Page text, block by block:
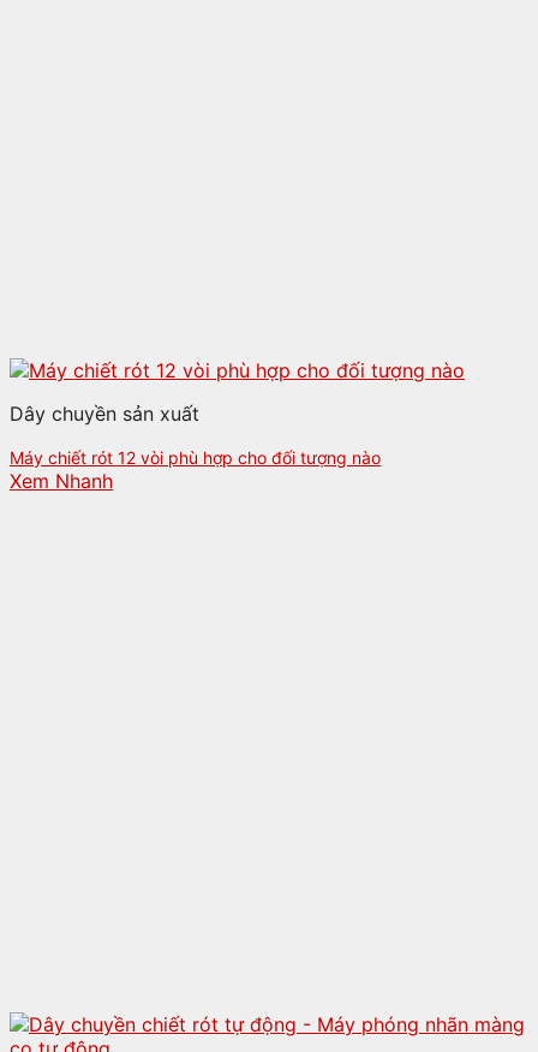
Dây chuyền sản xuất
Máy chiết rót 12 vòi phù hợp cho đối tượng nào
Xem Nhanh